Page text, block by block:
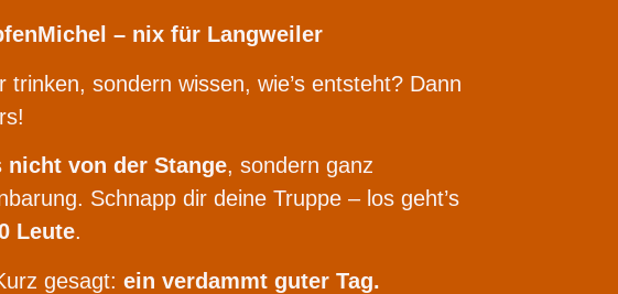
– nix für Langweiler
trinken, sondern wissen, wie’s entsteht? Dann
nicht von der Stange, sondern ganz
Schnapp dir deine Truppe – los geht’s
Leute.
gesagt: ein verdammt guter Tag.